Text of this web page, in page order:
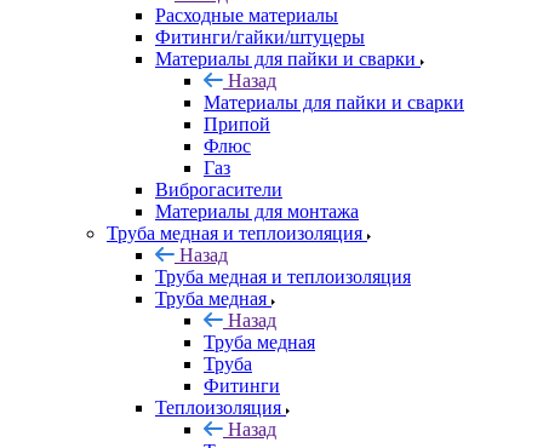
Расходные материалы
Фитинги/гайки/штуцеры
Материалы для пайки и сварки
Назад
Материалы для пайки и сварки
Припой
Флюс
Газ
Виброгасители
Материалы для монтажа
Труба медная и теплоизоляция
Назад
Труба медная и теплоизоляция
Труба медная
Назад
Труба медная
Труба
Фитинги
Теплоизоляция
Назад